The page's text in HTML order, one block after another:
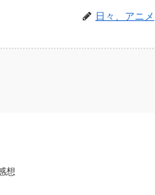
日々、アニメ
想